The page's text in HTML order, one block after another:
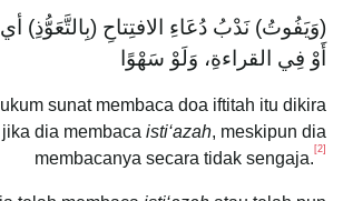
(وَيَفُوتُ) نَدْبُ دُعَاءِ الافتِتاحِ (بِالتَّعَوُّذِ)
أَوْ فِي القراءةِ، وَلَوْ سَهْوًا
sunat membaca doa iftitah itu dikira
jika dia membaca isti‘azah, meskipun dia
membacanya secara tidak sengaja. [2]